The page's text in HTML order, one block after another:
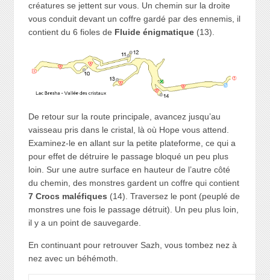
créatures se jettent sur vous. Un chemin sur la droite
vous conduit devant un coffre gardé par des ennemis, il
contient du 6 fioles de Fluide énigmatique(13).
De retour sur la route principale, avancez jusqu’au
vaisseau pris dans le cristal, là où Hope vous attend.
Examinez-le en allant sur la petite plateforme, ce qui a
pour effet de détruire le passage bloqué un peu plus
loin. Sur une autre surface en hauteur de l’autre côté
du chemin, des monstres gardent un coffre qui contient
7 Crocs maléfiques (14). Traversez le pont (peuplé de
monstres une fois le passage détruit). Un peu plus loin,
il y a un point de sauvegarde.
En continuant pour retrouver Sazh, vous tombez nez à
nez avec un béhémoth.